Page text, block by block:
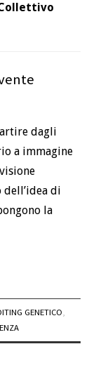
dagli
a immagine
di
la
GENETICO